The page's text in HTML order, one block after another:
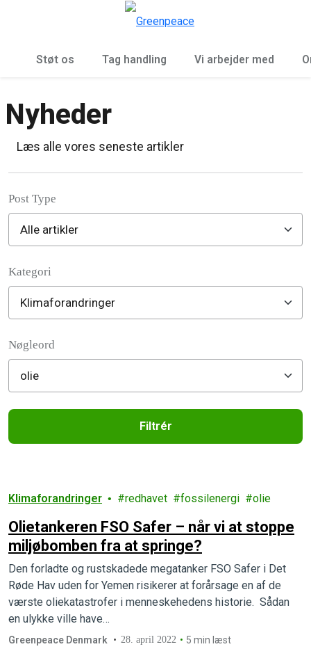
Støt os Tag handling Vi arbejder med
Nyheder
Læs alle vores seneste artikler
Post Type
Kategori
Nøgleord
Filtrér
Klimaforandringer redhavet fossilenergi olie
Olietankeren FSO Safer – når vi at stoppe
miljøbomben fra at springe?
Den forladte og rustskadede megatanker FSO Safer i Det
Røde Hav uden for Yemen risikerer at forårsage en af de
værste oliekatastrofer i menneskehedens historie. Sådan
en ulykke ville have…
Greenpeace Denmark 28. april 2022 5 min læst